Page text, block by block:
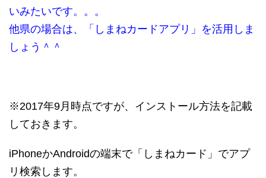
いみたいです。。。
他県の場合は、「しまねカードアプリ」を活用しま
しょう＾＾
※2017年9月時点ですが、インストール方法を記載
しておきます。
iPhoneかAndroidの端末で「しまねカード」でアプ
リ検索します。